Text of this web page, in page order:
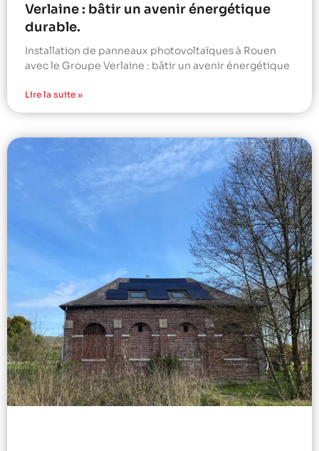
Verlaine : bâtir un avenir énergétique
durable.
Installation de panneaux photovoltaïques à Rouen
avec le Groupe Verlaine : bâtir un avenir énergétique
Lire la suite »